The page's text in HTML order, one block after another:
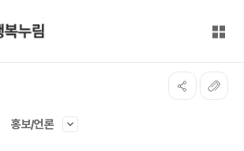
전체
홍보/언론